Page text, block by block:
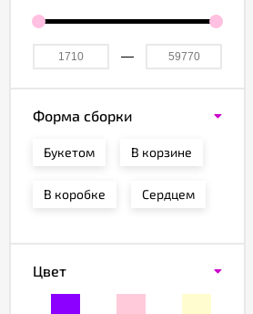
Форма сборки
Букетом В корзине
В коробке Сердцем
Цвет